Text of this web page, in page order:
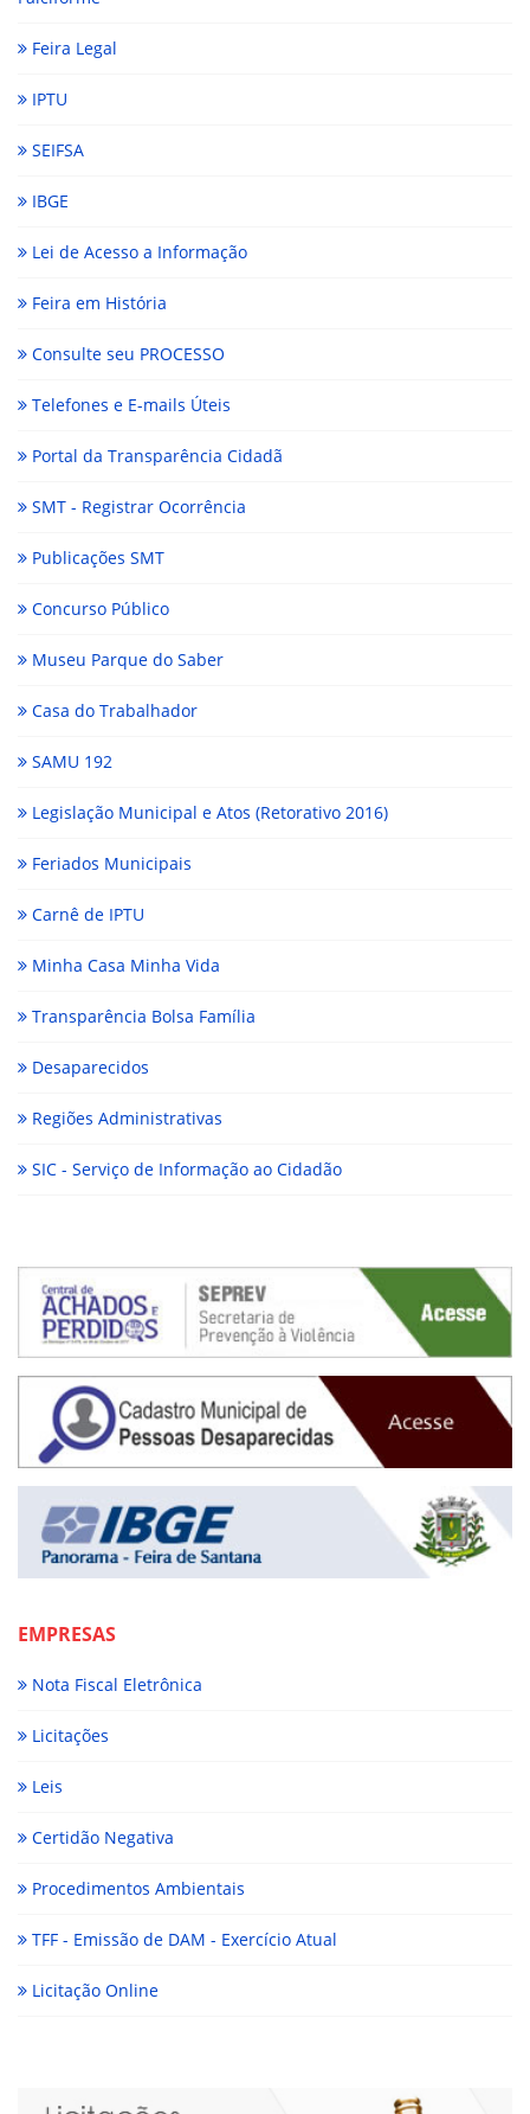
Feira Legal
IPTU
SEIFSA
IBGE
Lei de Acesso a Informação
Feira em História
Consulte seu PROCESSO
Telefones e E-mails Úteis
Portal da Transparência Cidadã
SMT - Registrar Ocorrência
Publicações SMT
Concurso Público
Museu Parque do Saber
Casa do Trabalhador
SAMU 192
Legislação Municipal e Atos (Retorativo 2016)
Feriados Municipais
Carnê de IPTU
Minha Casa Minha Vida
Transparência Bolsa Família
Desaparecidos
Regiões Administrativas
SIC - Serviço de Informação ao Cidadão
EMPRESAS
Nota Fiscal Eletrônica
Licitações
Leis
Certidão Negativa
Procedimentos Ambientais
TFF - Emissão de DAM - Exercício Atual
Licitação Online